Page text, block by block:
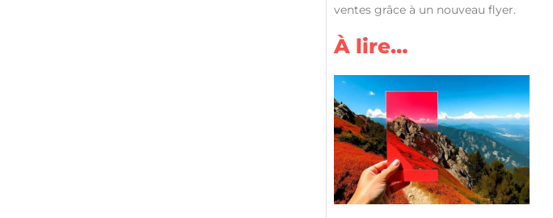
ventes grâce à un nouveau flyer.
À lire…